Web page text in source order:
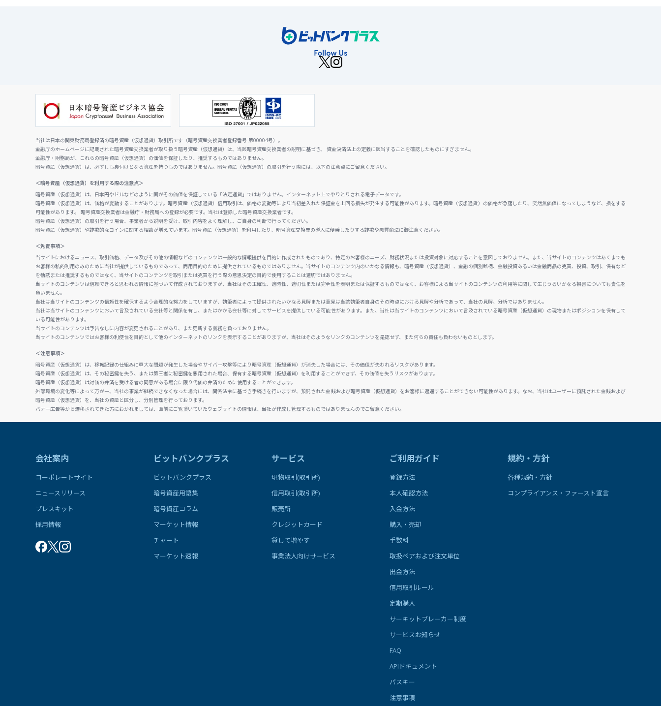
当社は日本の関東財務局登録済の暗号資産（仮想通貨）取引所です（暗号資産交換業者登録番号 第00004号）。
金融庁のホームページに記載された暗号資産交換業者が取り扱う暗号資産（仮想通貨）は、当該暗号資産交換業者の説明に基づき、 資金決済法上の定義に該当することを確認したものにすぎません。
金融庁・財務局が、これらの暗号資産（仮想通貨）の価値を保証したり、推奨するものではありません。
暗号資産（仮想通貨）は、必ずしも裏付けとなる資産を持つものではありません。暗号資産（仮想通貨）の取引を行う際には、以下の注意点にご留意ください。
＜暗号資産（仮想通貨）を利用する際の注意点＞
暗号資産（仮想通貨）は、日本円やドルなどのように国がその価値を保証している「法定通貨」ではありません。インターネット上でやりとりされる電子データです。
暗号資産（仮想通貨）は、価格が変動することがあります。暗号資産（仮想通貨）信用取引は、価格の変動等により当初差入れた保証金を上回る損失が発生する可能性があります。暗号資産（仮想通貨）の価格が急落したり、突然無価値になってしまうなど、損をする
可能性があります。 暗号資産交換業者は金融庁・財務局への登録が必要です。当社は登録した暗号資産交換業者です。
暗号資産（仮想通貨）の取引を行う場合、事業者から説明を受け、取引内容をよく理解し、ご自身の判断で行ってください。
暗号資産（仮想通貨）や詐欺的なコインに関する相談が増えています。暗号資産（仮想通貨）を利用したり、暗号資産交換業の導入に便乗したりする詐欺や悪質商法に御注意ください。
＜免責事項＞
当サイトにおけるニュース、取引価格、データ及びその他の情報などのコンテンツは一般的な情報提供を目的に作成されたものであり、特定のお客様のニーズ、財務状況または投資対象に対応することを意図しておりません。また、当サイトのコンテンツはあくまでも
お客様の私的利用のみのために当社が提供しているものであって、商用目的のために提供されているものではありません。当サイトのコンテンツ内のいかなる情報も、暗号資産（仮想通貨）、金融の個別銘柄、金融投資あるいは金融商品の売買、投資、取引、保有など
を勧誘または推奨するものではなく、当サイトのコンテンツを取引または売買を行う際の意思決定の目的で使用することは適切ではありません。
当サイトのコンテンツは信頼できると思われる情報に基づいて作成されておりますが、当社はその正確性、適時性、適切性または完全性を表明または保証するものではなく、お客様による当サイトのコンテンツの利用等に関して生じうるいかなる損害についても責任を
負いません。
当社は当サイトのコンテンツの信頼性を確保するよう合理的な努力をしていますが、執筆者によって提供されたいかなる見解または意見は当該執筆者自身のその時点における見解や分析であって、当社の見解、分析ではありません。
当社は当サイトのコンテンツにおいて言及されている会社等と関係を有し、またはかかる会社等に対してサービスを提供している可能性があります。また、当社は当サイトのコンテンツにおいて言及されている暗号資産（仮想通貨）の現物またはポジションを保有して
いる可能性があります。
当サイトのコンテンツは予告なしに内容が変更されることがあり、また更新する義務を負っておりません。
当サイトのコンテンツではお客様の利便性を目的として他のインターネットのリンクを表示することがありますが、当社はそのようなリンクのコンテンツを是認せず、また何らの責任も負わないものとします。
＜注意事項＞
暗号資産（仮想通貨）は、移転記録の仕組みに重大な問題が発生した場合やサイバー攻撃等により暗号資産（仮想通貨）が消失した場合には、その価値が失われるリスクがあります。
暗号資産（仮想通貨）は、その秘密鍵を失う、または第三者に秘密鍵を悪用された場合、保有する暗号資産（仮想通貨）を利用することができず、その価値を失うリスクがあります。
暗号資産（仮想通貨）は対価の弁済を受ける者の同意がある場合に限り代価の弁済のために使用することができます。
外部環境の変化等によって万が一、当社の事業が継続できなくなった場合には、関係法令に基づき手続きを行いますが、預託された金銭および暗号資産（仮想通貨）をお客様に返還することができない可能性があります。なお、当社はユーザーに預託された金銭および
暗号資産（仮想通貨）を、当社の資産と区分し、分別管理を行っております。
バナー広告等から遷移されてきた方におかれましては、直前にご覧頂いていたウェブサイトの情報は、当社が作成し管理するものではありませんのでご留意ください。
会社案内
コーポレートサイト
ニュースリリース
プレスキット
採用情報
ビットバンクプラス
ビットバンクプラス
暗号資産用語集
暗号資産コラム
マーケット情報
チャート
マーケット速報
サービス
現物取引(取引所)
信用取引(取引所)
販売所
クレジットカード
貸して増やす
事業法人向けサービス
ご利用ガイド
登録方法
本人確認方法
入金方法
購入・売却
手数料
取扱ペアおよび注文単位
出金方法
信用取引ルール
定期購入
サーキットブレーカー制度
サービスお知らせ
FAQ
APIドキュメント
パスキー
注意事項
規約・方針
各種規約・方針
コンプライアンス・ファースト宣言